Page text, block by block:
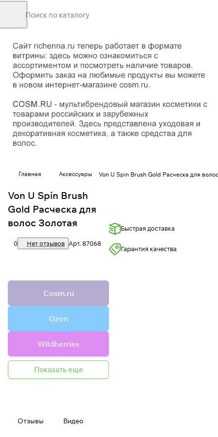
Главная Аксессуары Von U Spin Brush Gold Расческа для
Von U Spin Brush
Gold Расческа для
волос Золотая
0 Нет отзывов Арт.87068
Cosm.ru
Ozon
Wildberries
Показать еще
Быстрая доставка
Гарантия качества
Отзывы Видео